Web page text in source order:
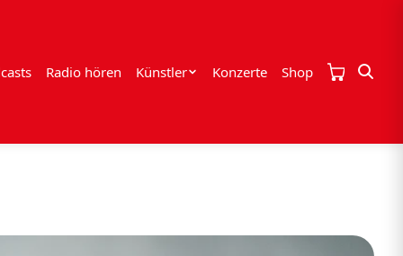
Radio hören Künstler Konzerte Shop